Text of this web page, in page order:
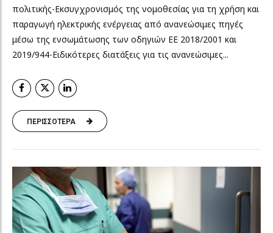
πολιτικής-Εκσυγχρονισμός της νομοθεσίας για τη χρήση και
παραγωγή ηλεκτρικής ενέργειας από ανανεώσιμες πηγές
μέσω της ενσωμάτωσης των οδηγιών ΕΕ 2018/2001 και
2019/944-Ειδικότερες διατάξεις για τις ανανεώσιμες...
ΠΕΡΙΣΣΟΤΕΡΑ